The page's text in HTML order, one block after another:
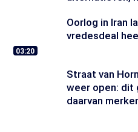
03:20
Oorlog in Iran
vredesdeal
Straat van
weer open: dit
daarvan